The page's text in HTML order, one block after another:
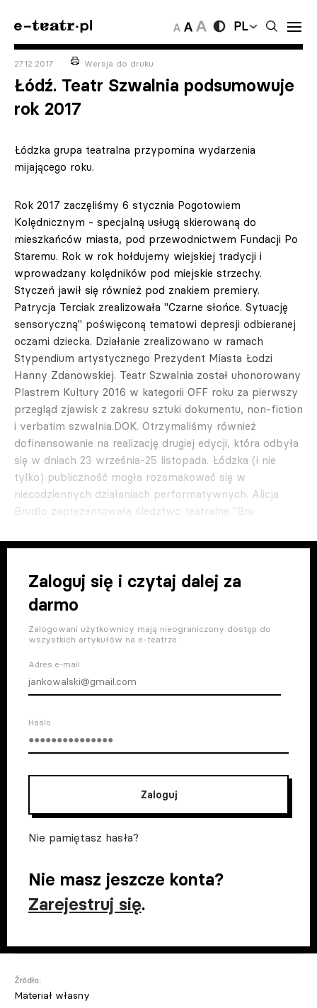
PL
27.12.2017 Wersja do druku
Łódź. Teatr Szwalnia podsumowuje
rok 2017
Łódzka grupa teatralna przypomina wydarzenia
mijającego roku.
Rok 2017 zaczęliśmy 6 stycznia Pogotowiem
Kolędnicznym - specjalną usługą skierowaną do
mieszkańców miasta, pod przewodnictwem Fundacji Po
Staremu. Rok w rok hołdujemy wiejskiej tradycji i
wprowadzany kolędników pod miejskie strzechy.
Styczeń jawił się również pod znakiem premiery.
Patrycja Terciak zrealizowała "Czarne słońce. Sytuację
sensoryczną" poświęconą tematowi depresji odbieranej
oczami dziecka. Działanie zrealizowano w ramach
Stypendium artystycznego Prezydent Miasta Łodzi
Hanny Zdanowskiej. Teatr Szwalnia został uhonorowany
Plastrem Kultury 2016 w kategorii OFF roku za pierwszy
przegląd zjawisk z zakresu sztuki dokumentu, non-fiction
i verbatim szwalnia.DOK. Otrzymaliśmy również
dofinansowanie na realizację drugiej edycji, która odbyła
się w dniach 23 września-25 listopada. Łódzka (i nie
tylko) publiczność mogła rozsmakować się w
niecodziennych działaniach performatywnych. Alicja
Brudło zaprezentowała śledztwo teatralne "Bru
Zaloguj się i czytaj dalej za
darmo
Zalogowani użytkownicy mają nieograniczony dostęp do
wszystkich artykułów na e-teatrze.
Adres e-mail
Haslo
Zaloguj
Nie pamiętasz hasła?
Nie masz jeszcze konta?
Zarejestruj się.
Źródło:
Materiał własny